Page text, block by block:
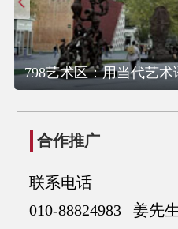
798艺术区：用当代艺
合作推广
联系电话
010-88824983 姜先生